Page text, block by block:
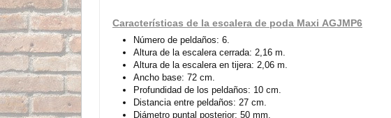
Características de la escalera de poda Maxi AGJMP6
Número de peldaños: 6.
Altura de la escalera cerrada: 2,16 m.
Altura de la escalera en tijera: 2,06 m.
Ancho base: 72 cm.
Profundidad de los peldaños: 10 cm.
Distancia entre peldaños: 27 cm.
Diámetro puntal posterior: 50 mm.